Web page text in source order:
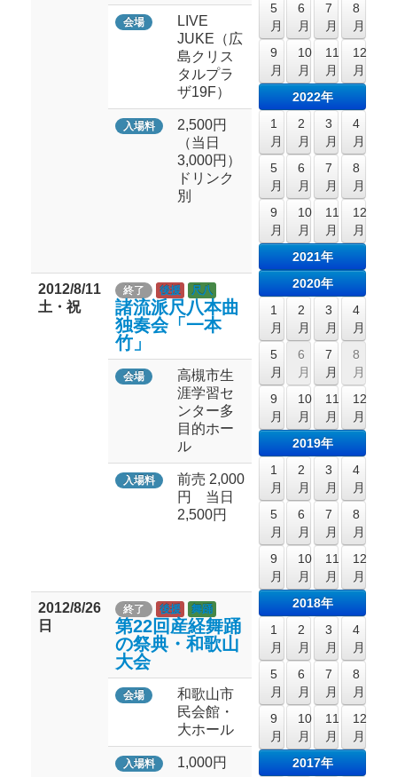
会場
LIVE
JUKE（広
島クリス
タルプラ
ザ19F）
入場料
2,500円
（当日
3,000円）
ドリンク
別
2012/8/11
土・祝
終了 後援 尺八
諸流派尺八本曲
独奏会「一本
竹」
会場
高槻市生
涯学習セ
ンター多
目的ホー
ル
入場料
前売 2,000
円 当日
2,500円
2012/8/26
日
終了 後援 舞踊
第22回産経舞踊
の祭典・和歌山
大会
会場
和歌山市
民会館・
大ホール
入場料 1,000円
5
月
6
月
7
月
8
月
9
月
10
月
11
月
12
月
2022年
1
月
2
月
3
月
4
月
5
月
6
月
7
月
8
月
9
月
10
月
11
月
12
月
2021年
2020年
1
月
2
月
3
月
4
月
5
月
6
月
7
月
8
月
9
月
10
月
11
月
12
月
2019年
1
月
2
月
3
月
4
月
5
月
6
月
7
月
8
月
9
月
10
月
11
月
12
月
2018年
1
月
2
月
3
月
4
月
5
月
6
月
7
月
8
月
9
月
10
月
11
月
12
月
2017年